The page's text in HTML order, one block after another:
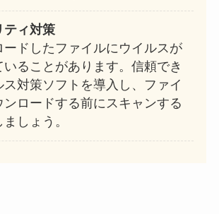
ティ対策
ードしたファイルにウイルスが
いることがあります。信頼でき
ス対策ソフトを導入し、ファイ
ンロードする前にスキャンする
しょう。